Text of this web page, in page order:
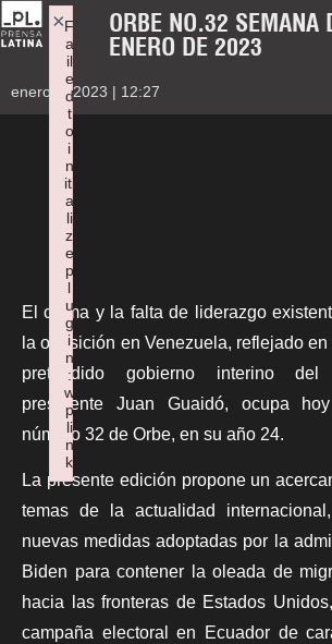
ORBE NO.32 SEMANA
ENERO DE 2023
enero 6, 2023 | 12:27
El cisma y la falta de liderazgo
la oposición en Venezuela, reflejado
pretendido gobierno interino del
presidente Juan Guaidó, ocupa
número 32 de Orbe, en su año 24.
La presente edición propone un
temas de la actualidad
nuevas medidas adoptadas por la
Biden para contener la oleada de
hacia las fronteras de Estados
campaña electoral en Ecuador de
F
a
il
e
d
t
o
i
n
iti
a
li
z
e
p
l
u
g
i
n
:
w
p
li
n
k
×
Failed to initialize plugin: wplink